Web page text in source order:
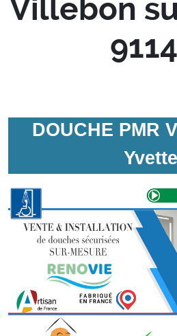
Villebon
DOUCHE PMR
Yvette